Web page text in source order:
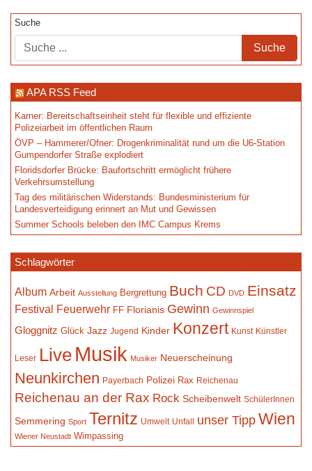
Suche
APA RSS Feed
Karner: Bereitschaftseinheit steht für flexible und effiziente
Polizeiarbeit im öffentlichen Raum
ÖVP – Hammerer/Ofner: Drogenkriminalität rund um die U6-Station
Gumpendorfer Straße explodiert
Floridsdorfer Brücke: Baufortschritt ermöglicht frühere
Verkehrsumstellung
Tag des militärischen Widerstands: Bundesministerium für
Landesverteidigung erinnert an Mut und Gewissen
Summer Schools beleben den IMC Campus Krems
Schlagwörter
Album Arbeit Ausstellung Bergrettung Buch CD DVD Einsatz
Festival Feuerwehr FF Florianis Gewinn Gewinnspiel
Gloggnitz Glück Jazz Jugend Kinder Konzert Kunst Künstler
Leser Live Musik Musiker Neuerscheinung
Neunkirchen Payerbach Polizei Rax Reichenau
Reichenau an der Rax Rock Scheibenwelt SchülerInnen
Semmering Sport Ternitz Umwelt Unfall unser TippWien
Wiener Neustadt Wimpassing